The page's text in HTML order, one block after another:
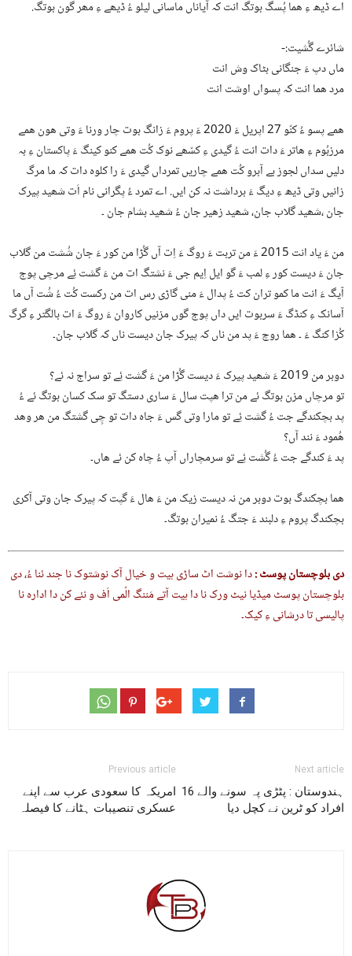
اے ڈیھ ءِ ھما پُسگ بوتگ انت کہ آیاناں ماسانی لیلو ءُ ڈیھے ءِ مھر گون بوتگ.
شائرے گُشیت:-
ماں دپ ءَ جنگانی بٹاک وش انت
مرد ھما انت کہ پسواں اوشت انت
ھمے پسو ءُ کنّو 27 اپریل ءَ 2020 ءَ پروم ءَ زانگ بوت چار ورنا ءَ وتی ھون ھمے
مرزبُوم ءِ ھاتر ءَ دات انت ءُ گیدی ءِ کسّھے نوک کُت ھمے کنو کینگ ءَ پاکستان ءِ بہ
دلیں سداں لجوز بے آبرو کُت ھمے چاریں تمرداں گیدی ءَ را کلوہ دات کہ ما مرگ
زانیں وتی ڈیھ ءِ دیگ ءَ برداشت نہ کن ایں. اے تمرد ءُ پگرانی نام اَت شھید پیرک
جان ،شھید گلاب جان، شھید زھیر جان ءُ شھید بشام جان ۔
من ءَ یاد انت 2015 ءَ من تربت ءَ روگ ءَ اِت آں گُڑا من کور ءَ جان شُشت من گلاب
جان ءَ دیست کور ءِ لمب ءَ گو ایل اِیم جی ءَ نشتگ ات من ءَ گشت ئِے مرچی پوج
آیگ ءَ انت ما کمو تران کت ءُ پدال ءَ منی گاڑی رس ات من رکست کُت ءُ شُت آں ما
آسانک ءِ کنڈگ ءَ سربوت ایں داں پوج گوں مزنیں کاروان ءَ روگ ءَ ات بالگتر ءِ گرگ
کُزا کنگ ءَ ۔ ھما روچ ءَ پد من ناں کہ پیرک جان دیست ناں کہ گلاب جان۔
دوبر من 2019 ءَ شھید پیرک ءَ دیست گُڑا من ءَ گشت ئِے تو سراج نہ ئے؟
تو مرچاں مزن بوتگ ئے من ترا ھپت سال ءَ ساری دستگ تو سک کسان بوتگ ئے ءُ
پد بچکندگے جت ءُ گشت ئِے تو مارا وتی گس ءَ جاہ دات تو چِی گشتگ من ھر وھد
ھُمود ءَ نند آں؟
پد ءَ کندگے جت ءُ گُشت ئِے تو سرمچاراں آپ ءُ چاہ کن ئے ھاں۔
ھما بچکندگ بوت دوبر من نہ دیست زیک من ءَ ھال ءَ گپت کہ پیرک جان وتی آکری
بچکندگ پروم ءِ دلبند ءَ جتگ ءُ نمیران بوتگ۔
دی بلوچستان پوسٹ :دا نوشت اٹ ساڑی ہیت و خیال آک نوشتوک نا جند ئنا ءُ، دی
بلوچستان پوسٹ میڈیا نیٹ ورک نا دا ہیت آتے مَننگ الّمی اَف و نئے کن دا ادارہ نا
پالیسی تا درشانی ءِ کیک۔
Previous article
امریکہ کا سعودی عرب سے اپنے
عسکری تنصیبات ہٹانے کا فیصلہ
Next article
ہندوستان : پٹڑی پہ سونے والے 16
افراد کو ٹرین نے کچل دیا